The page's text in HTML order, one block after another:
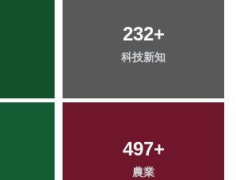
232+
科技新知
497+
農業